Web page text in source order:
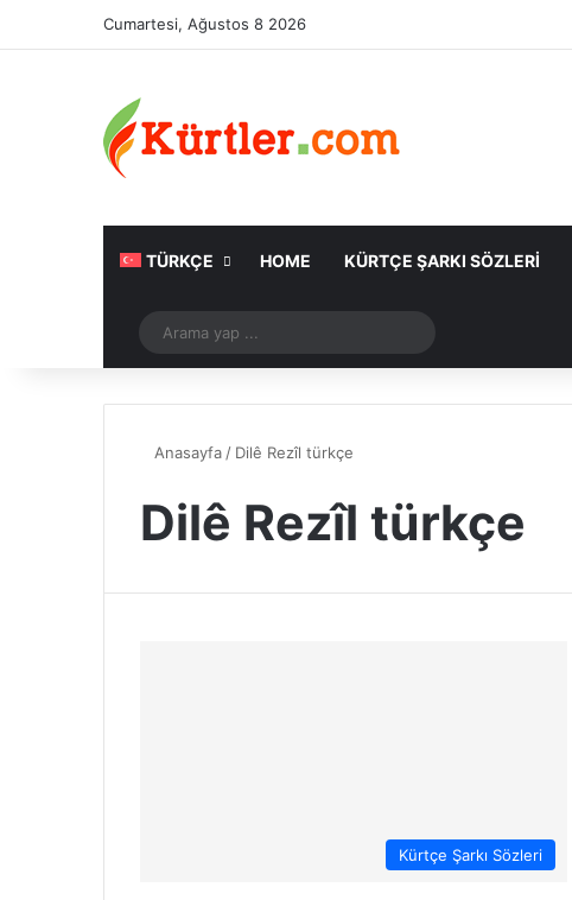
Cumartesi, Ağustos 8 2026
TÜRKÇE HOME KÜRTÇE ŞARKI SÖZLERI
Rastgele Makale
yap
Anasayfa / Dilê Rezîl türkçe
Dilê Rezîl türkçe
Kürtçe Şarkı Sözleri